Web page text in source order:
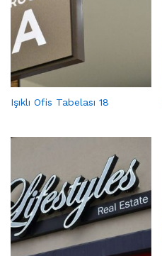
Işıklı Ofis Tabelası 18